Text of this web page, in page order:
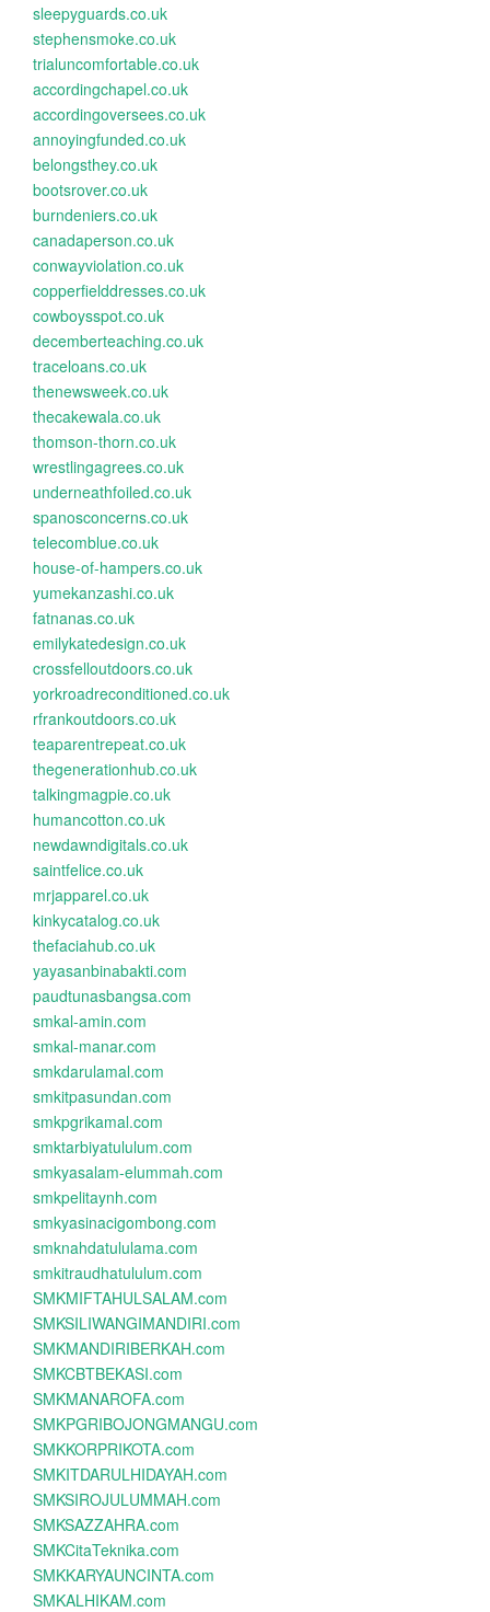
sleepyguards.co.uk
stephensmoke.co.uk
trialuncomfortable.co.uk
accordingchapel.co.uk
accordingoversees.co.uk
annoyingfunded.co.uk
belongsthey.co.uk
bootsrover.co.uk
burndeniers.co.uk
canadaperson.co.uk
conwayviolation.co.uk
copperfielddresses.co.uk
cowboysspot.co.uk
decemberteaching.co.uk
traceloans.co.uk
thenewsweek.co.uk
thecakewala.co.uk
thomson-thorn.co.uk
wrestlingagrees.co.uk
underneathfoiled.co.uk
spanosconcerns.co.uk
telecomblue.co.uk
house-of-hampers.co.uk
yumekanzashi.co.uk
fatnanas.co.uk
emilykatedesign.co.uk
crossfelloutdoors.co.uk
yorkroadreconditioned.co.uk
rfrankoutdoors.co.uk
teaparentrepeat.co.uk
thegenerationhub.co.uk
talkingmagpie.co.uk
humancotton.co.uk
newdawndigitals.co.uk
saintfelice.co.uk
mrjapparel.co.uk
kinkycatalog.co.uk
thefaciahub.co.uk
yayasanbinabakti.com
paudtunasbangsa.com
smkal-amin.com
smkal-manar.com
smkdarulamal.com
smkitpasundan.com
smkpgrikamal.com
smktarbiyatululum.com
smkyasalam-elummah.com
smkpelitaynh.com
smkyasinacigombong.com
smknahdatululama.com
smkitraudhatululum.com
SMKMIFTAHULSALAM.com
SMKSILIWANGIMANDIRI.com
SMKMANDIRIBERKAH.com
SMKCBTBEKASI.com
SMKMANAROFA.com
SMKPGRIBOJONGMANGU.com
SMKKORPRIKOTA.com
SMKITDARULHIDAYAH.com
SMKSIROJULUMMAH.com
SMKSAZZAHRA.com
SMKCitaTeknika.com
SMKKARYAUNCINTA.com
SMKALHIKAM.com